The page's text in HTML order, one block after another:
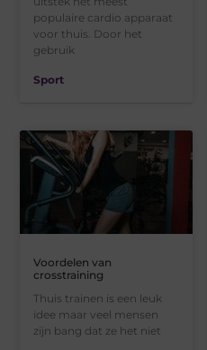
populaire cardio apparaat
voor thuis. Door het
gebruik
Sport
Voordelen van
crosstraining
Thuis trainen is een leuk
idee maar veel mensen
zijn bang dat ze het niet